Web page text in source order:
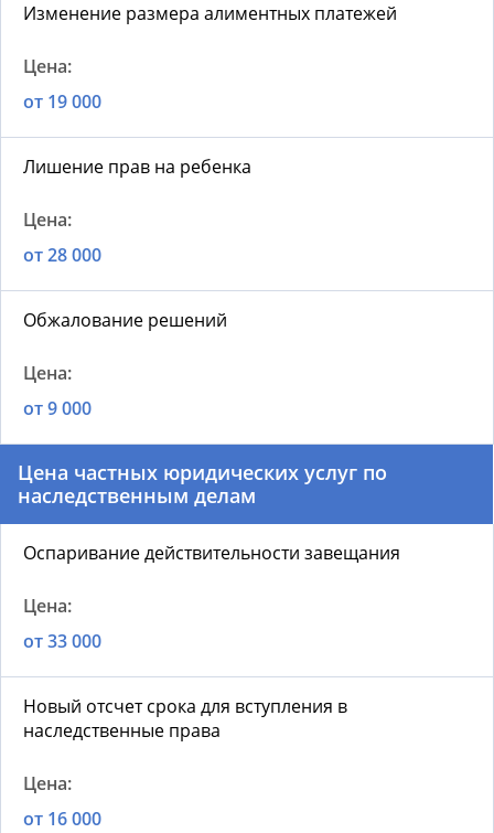
Изменение размера алиментных платежей
от 19 000
Лишение прав на ребенка
от 28 000
Обжалование решений
от 9 000
Цена частных юридических услуг по
наследственным делам
Оспаривание действительности завещания
от 33 000
Новый отсчет срока для вступления в
наследственные права
от 16 000